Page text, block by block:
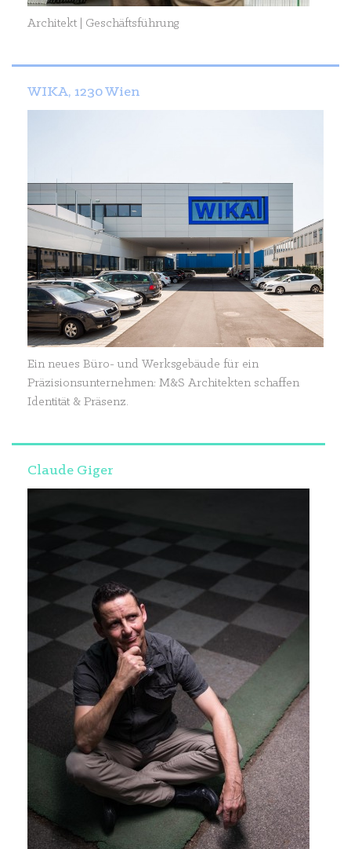
Architekt | Geschäftsführung
WIKA, 1230 Wien
Ein neues Büro- und Werksgebäude für ein
Präzisionsunternehmen: M&S Architekten schaffen
Identität & Präsenz.
Claude Giger